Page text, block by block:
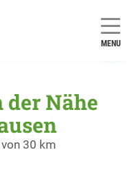
MENU
Nähe
30 km